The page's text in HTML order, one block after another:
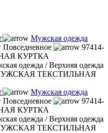
Мужская одежда
Повседневное
97414-
КУРТКА
одежда /Верхняя одежда
МУЖСКАЯ ТЕКСТИЛЬНАЯ
Мужская одежда
Повседневное
97414-
КУРТКА
одежда /Верхняя одежда
МУЖСКАЯ ТЕКСТИЛЬНАЯ